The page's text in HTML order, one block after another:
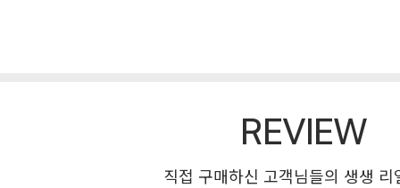
REVIEW
직접 구매하신 고객님들의 생생 리